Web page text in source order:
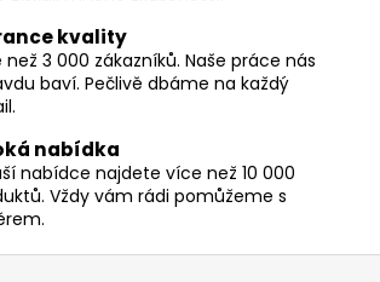
p
r
v
y
v
ý
i
kvality
než 3 000 zákazníků. Naše práce nás
baví. Pečlivě dbáme na každý
nabídka
nabídce najdete více než 10 000
Vždy vám rádi pomůžeme s